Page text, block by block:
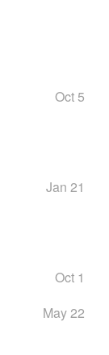
Oct 5
Jan 21
Oct 1
May 22